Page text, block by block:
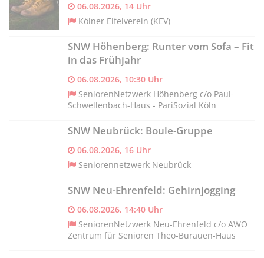
06.08.2026, 14 Uhr
Kölner Eifelverein (KEV)
SNW Höhenberg: Runter vom Sofa – Fit
in das Frühjahr
06.08.2026, 10:30 Uhr
SeniorenNetzwerk Höhenberg c/o Paul-
Schwellenbach-Haus - PariSozial Köln
SNW Neubrück: Boule-Gruppe
06.08.2026, 16 Uhr
Seniorennetzwerk Neubrück
SNW Neu-Ehrenfeld: Gehirnjogging
06.08.2026, 14:40 Uhr
SeniorenNetzwerk Neu-Ehrenfeld c/o AWO
Zentrum für Senioren Theo-Burauen-Haus